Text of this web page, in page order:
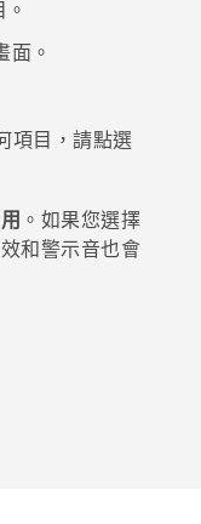
面。
項目，請點選
。如果您選擇
和警示音也會